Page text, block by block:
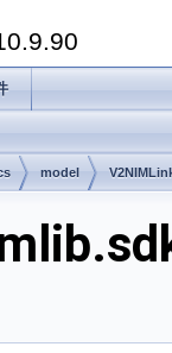
model